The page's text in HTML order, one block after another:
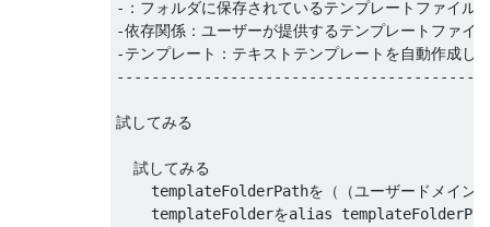
-：フォルダに保存されているテンプレートファイル
-依存関係：ユーザーが提供するテンプレートファイ
-テンプレート：テキストテンプレートを自動作成し
試してみる
  試してみる
templateFolderPathを（（ユーザードメイン
templateFolderをalias